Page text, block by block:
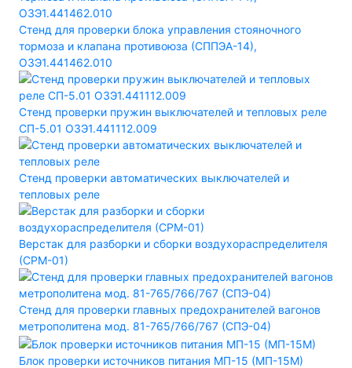
Стенд для проверки блока управления стояночного
тормоза и клапана противоюза (СППЭА-14),
ОЗЭ1.441462.010
Стенд проверки пружин выключателей и тепловых реле
СП-5.01 ОЗЭ1.441112.009
Стенд проверки автоматических выключателей и
тепловых реле
Верстак для разборки и сборки воздухораспределителя
(СРМ-01)
Стенд для проверки главных предохранителей вагонов
метрополитена мод. 81-765/766/767 (СПЭ-04)
Блок проверки источников питания МП-15 (МП-15М)